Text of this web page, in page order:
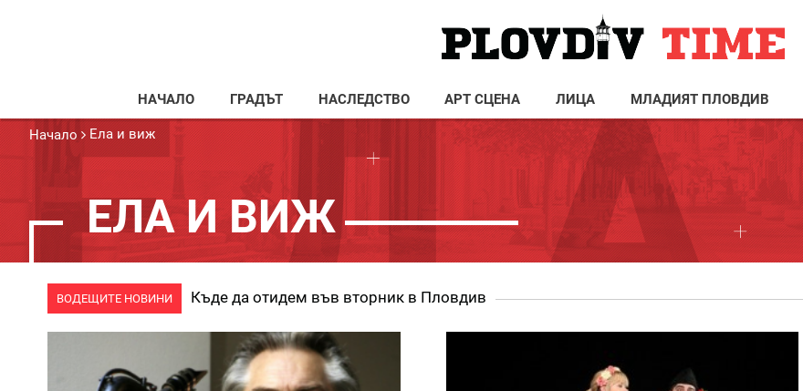
НАЧАЛО ГРАДЪТ НАСЛЕДСТВО АРТ СЦЕНА ЛИЦА МЛАДИЯТ ПЛОВДИВ
Начало Ела и виж
ЕЛА И ВИЖ
ВОДЕЩИТЕ НОВИНИ Къде да отидем във вторник в Пловдив